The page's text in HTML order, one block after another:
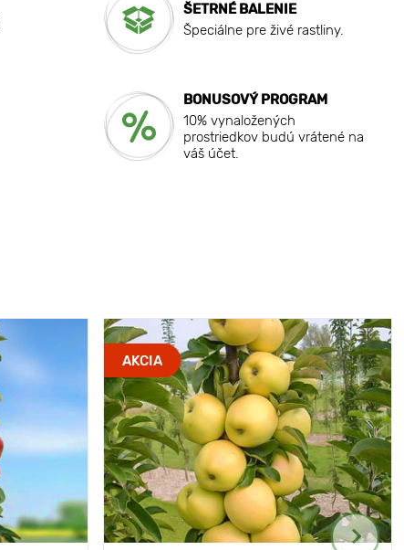
ŠETRNÉ BALENIE
Špeciálne pre živé rastliny.
BONUSOVÝ PROGRAM
10% vynaložených
prostriedkov budú vrátené na
váš účet.
AKCIA